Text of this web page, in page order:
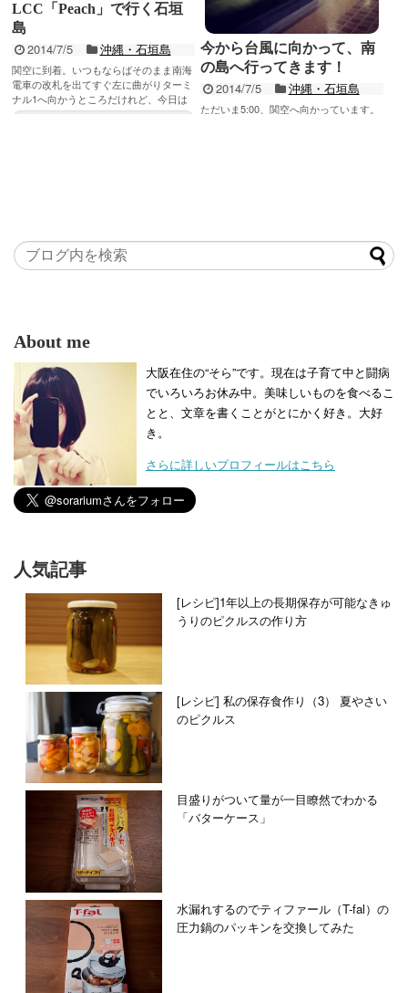
LCC「Peach」で行く石垣
島
2014/7/5 沖縄・石垣島
関空に到着。いつもならばそのまま南海
電車の改札を出てすぐ左に曲がりターミ
ナル1へ向かうところだけれど、今日は
初LCCのピーチに乗るため逆方向のター
今から台風に向かって、南
の島へ行ってきます！
2014/7/5 沖縄・石垣島
ただいま5:00、関空へ向かっています。
About me
大阪在住の“そら”です。現在は子育て中と闘病
でいろいろお休み中。美味しいものを食べるこ
とと、文章を書くことがとにかく好き。大好
き。
さらに詳しいプロフィールはこちら
人気記事
[レシピ]1年以上の長期保存が可能なきゅ
うりのピクルスの作り方
[レシピ] 私の保存食作り（3） 夏やさい
のピクルス
目盛りがついて量が一目瞭然でわかる
「バターケース」
水漏れするのでティファール（T-fal）の
圧力鍋のパッキンを交換してみた